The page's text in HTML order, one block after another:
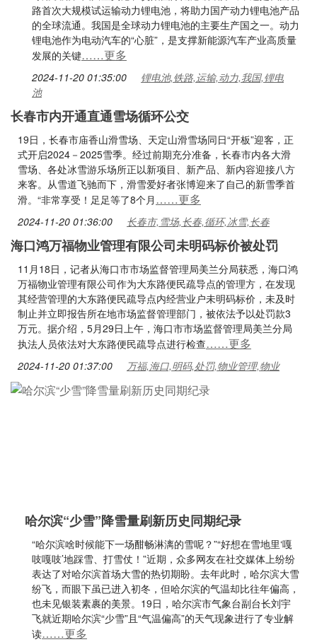
路首次大规模试运输动力锂电池，将助力国产动力锂电池产品
的全球流通。我国是全球动力锂电池的主要生产国之一。动力
锂电池作为电动汽车的“心脏”，是支撑新能源汽车产业高质量
发展的关键……更多
2024-11-20 01:35:00
锂电池,铁路,运输,动力,我国,锂电
池
长春市内开通直通雪场循环公交
19日，长春市庙香山滑雪场、天定山滑雪场同日“开板”迎客，正
式开启2024－2025雪季。经过前期充分准备，长春市内各大滑
雪场、各处冰雪游乐场所正以新项目、新产品、新内容迎接八方
来客。从雪道飞驰而下，滑雪爱好者张博迎来了自己的新雪季首
滑。“非常享受！足足等了8个月 ……更多
2024-11-20 01:36:00 长春市,雪场,长春,循环,冰雪,长春
海口鸿万福物业管理有限公司未明码标价被处罚
11月18日，记者从海口市市场监督管理局美兰分局获悉，海口鸿
万福物业管理有限公司作为大东路便民疏导点的管理方，在发现
其经营管理的大东路便民疏导点内经营业户未明码标价，未及时
制止并立即报告所在地市场监督管理部门，被依法予以处罚款3
万元。据介绍，5月29日上午，海口市市场监督管理局美兰分局
执法人员依法对大东路便民疏导点进行检查……更多
2024-11-20 01:37:00 万福,海口,明码,处罚,物业管理,物业
哈尔滨“少雪”降雪量刷新历史同期纪录
“哈尔滨啥时候能下一场酣畅淋漓的雪呢？”“好想在雪地里‘嘎
吱嘎吱’地踩雪、打雪仗！”近期，众多网友在社交媒体上纷纷
表达了对哈尔滨首场大雪的热切期盼。去年此时，哈尔滨大雪
纷飞，而眼下虽已进入初冬，但哈尔滨的气温却比往年偏高，
也未见银装素裹的美景。19日，哈尔滨市气象台副台长刘宇
飞就近期哈尔滨“少雪”且“气温偏高”的天气现象进行了专业解
读……更多